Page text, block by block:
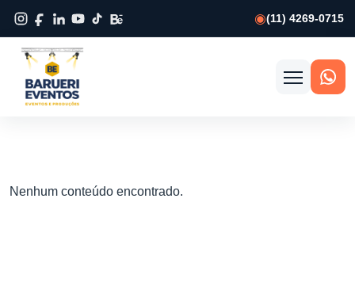
(11) 4269-0715
Abrir
Nenhum conteúdo encontrado.